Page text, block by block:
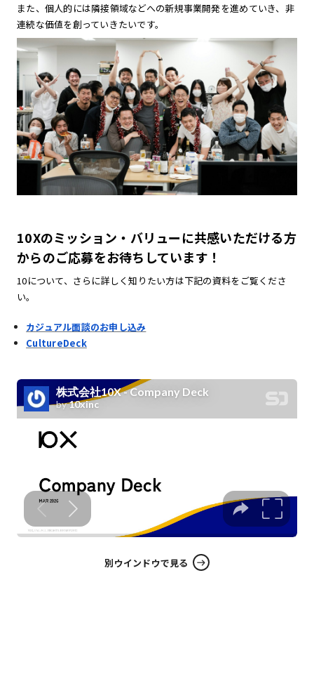
また、個人的には隣接領域などへの新規事業開発を進めていき、非
連続な価値を創っていきたいです。
10Xのミッション・バリューに共感いただける方
からのご応募をお待ちしています！
10について、さらに詳しく知りたい方は下記の資料をご覧くださ
い。
カジュアル面談のお申し込み
CultureDeck
別ウインドウで見る